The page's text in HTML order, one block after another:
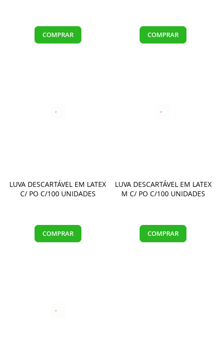
COMPRAR COMPRAR
LUVA DESCARTÁVEL EM LATEX
C/ PO C/100 UNIDADES
COMPRAR
LUVA DESCARTÁVEL EM LATEX
M C/ PO C/100 UNIDADES
COMPRAR